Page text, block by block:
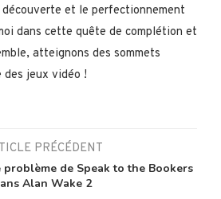
et le perfectionnement
dans cette quête de complétion et
atteignons des sommets
des jeux vidéo !
PRÉCÉDENT
de Speak to the Bookers
Alan Wake 2